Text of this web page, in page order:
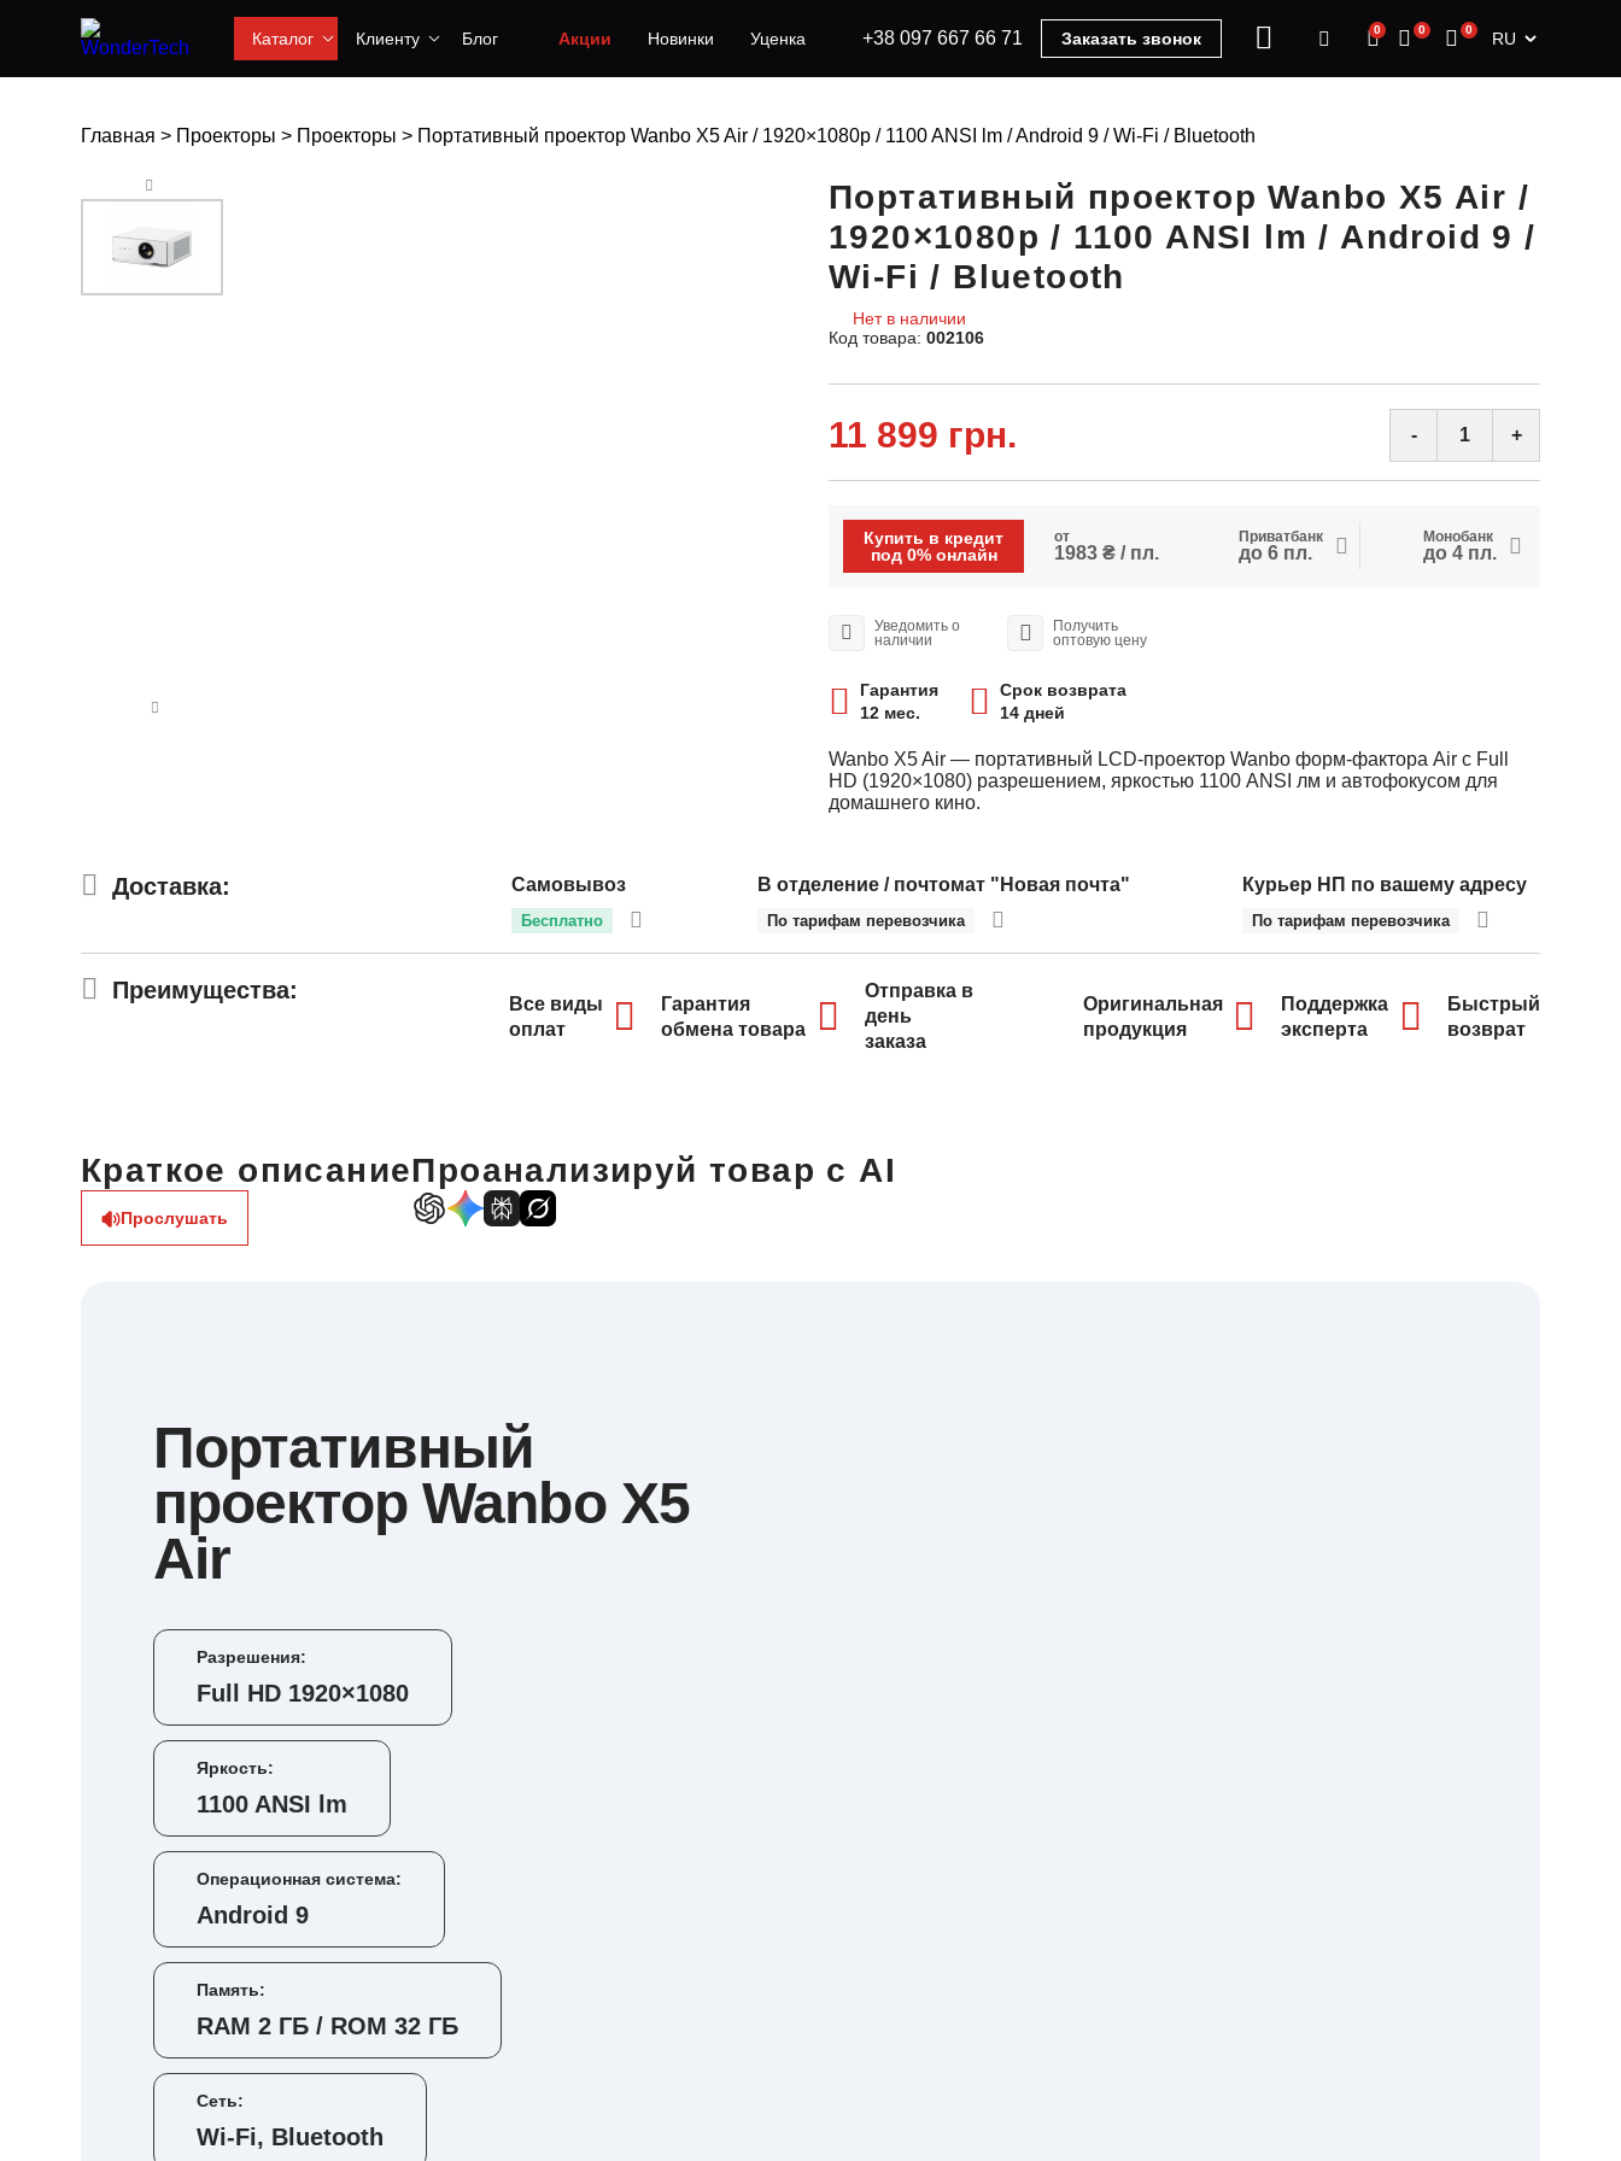
Каталог Клиенту Блог Акции Новинки Уценка +38 097 667 66 71 Заказать звонок 0 0 0 RU
Главная > Проекторы > Проекторы > Портативный проектор Wanbo X5 Air / 1920×1080p / 1100 ANSI lm / Android 9 / Wi-Fi / Bluetooth
Портативный проектор Wanbo X5 Air /
1920×1080p / 1100 ANSI lm / Android 9 /
Wi-Fi / Bluetooth
Нет в наличии
Код товара: 002106
11 899 грн. - +
Купить в кредит
под 0% онлайн
от
1983 ₴ / пл.
Приватбанк
до 6 пл.
Монобанк
до 4 пл.
Уведомить о
наличии
Получить
оптовую цену
Гарантия
12 мес.
Срок возврата
14 дней
Wanbo X5 Air — портативный LCD-проектор Wanbo форм-фактора Air с Full
HD (1920×1080) разрешением, яркостью 1100 ANSI лм и автофокусом для
домашнего кино.
Доставка: Самовывоз
Бесплатно
В отделение / почтомат "Новая почта"
По тарифам перевозчика
Курьер НП по вашему адресу
По тарифам перевозчика
Преимущества:
Все виды
оплат
Гарантия
обмена товара
Отправка в
день
заказа
Оригинальная
продукция
Поддержка
эксперта
Быстрый
возврат
Краткое описание
Прослушать
Проанализируй товар с AI
Портативный
проектор Wanbo X5
Air
Разрешения:
Full HD 1920×1080
Яркость:
1100 ANSI lm
Операционная система:
Android 9
Память:
RAM 2 ГБ / ROM 32 ГБ
Сеть:
Wi-Fi, Bluetooth